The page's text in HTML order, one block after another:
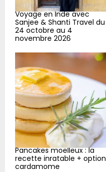
Voyage en Inde avec
Sanjee & Shanti Travel du
24 octobre au 4
novembre 2026
Pancakes moelleux : la
recette inratable + option
cardamome